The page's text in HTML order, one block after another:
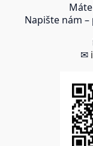
Napište nám
✉